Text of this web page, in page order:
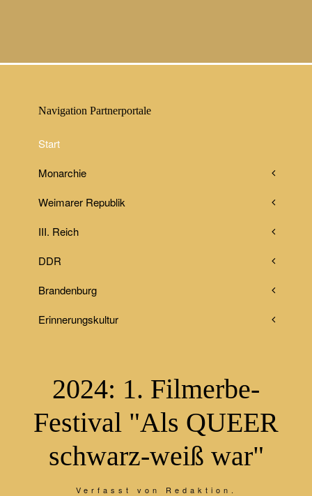
Navigation Partnerportale
Start
Monarchie
Weimarer Republik
III. Reich
DDR
Brandenburg
Erinnerungskultur
2024: 1. Filmerbe-
Festival "Als QUEER
schwarz-weiß war"
Verfasst von Redaktion.